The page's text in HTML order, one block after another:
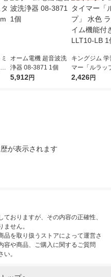
オーム電機 超音波洗
浄器 08-3871 1個
5,912円
キングジム
マー「ルラッ
色 ラップタイ
2,426円
が表示されます
おりますが、その内容の正確性、
せん。
品を取り扱うストアによって運営さ
容や商品、ご購入に関するご質問
。